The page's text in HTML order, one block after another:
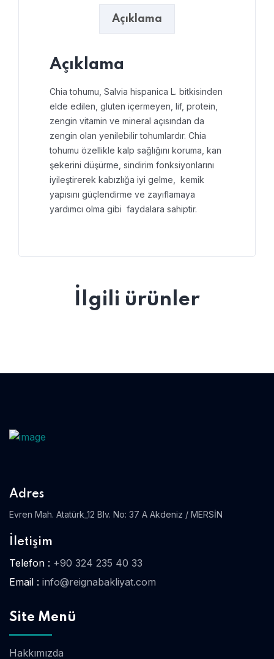
Açıklama
Açıklama
Chia tohumu, Salvia hispanica L. bitkisinden
elde edilen, gluten içermeyen, lif, protein,
zengin vitamin ve mineral açısından da
zengin olan yenilebilir tohumlardır. Chia
tohumu özellikle kalp sağlığını koruma, kan
şekerini düşürme, sindirim fonksiyonlarını
iyileştirerek kabızlığa iyi gelme, kemik
yapısını güçlendirme ve zayıflamaya
yardımcı olma gibi faydalara sahiptir.
İlgili ürünler
Adres
Evren Mah. Atatürk_12 Blv. No: 37 A Akdeniz / MERSİN
İletişim
Telefon : +90 324 235 40 33
Email : info@reignabakliyat.com
Site Menü
Hakkımızda